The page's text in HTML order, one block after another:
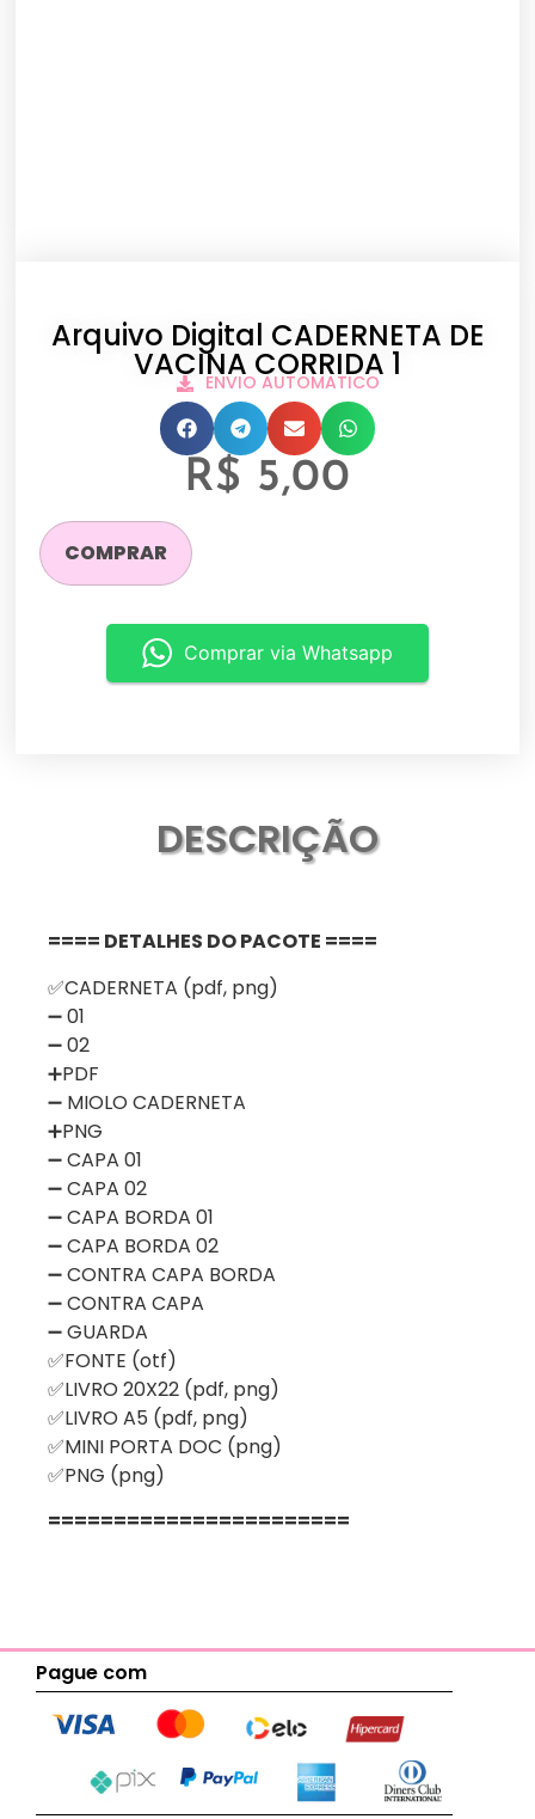
Arquivo Digital CADERNETA DE
VACINA CORRIDA 1
ENVIO AUTOMATICO
R$ 5,00
COMPRAR
Comprar via Whatsapp
DESCRIÇÃO
==== DETALHES DO PACOTE ====
✅CADERNETA (pdf, png)
➖ 01
➖ 02
➕PDF
➖ MIOLO CADERNETA
➕PNG
➖ CAPA 01
➖ CAPA 02
➖ CAPA BORDA 01
➖ CAPA BORDA 02
➖ CONTRA CAPA BORDA
➖ CONTRA CAPA
➖ GUARDA
✅FONTE (otf)
✅LIVRO 20X22 (pdf, png)
✅LIVRO A5 (pdf, png)
✅MINI PORTA DOC (png)
✅PNG (png)
=======================
Pague com